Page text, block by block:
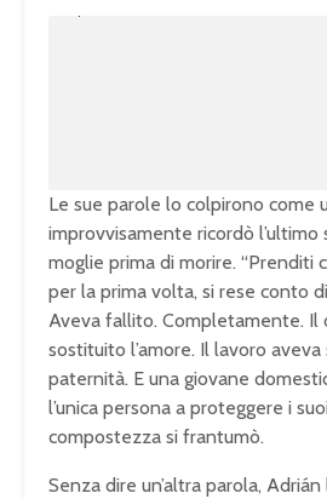
Le sue parole lo colpirono come
improvvisamente ricordò l’ultimo
moglie prima di morire. “Prenditi
per la prima volta, si rese conto
Aveva fallito. Completamente. Il
sostituito l’amore. Il lavoro
paternità. E una giovane
l’unica persona a proteggere i
compostezza si frantumò.
Senza dire un’altra parola, Adrián